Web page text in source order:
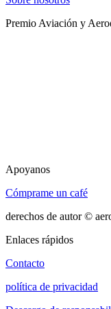
Premio Aviación y
Apoyanos
Cómprame un café
derechos de autor ©
Enlaces rápidos
Contacto
política de privacidad